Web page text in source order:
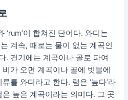
계속, 때로는 물이 없는 계곡인
. 건기에는 계곡이나 골로 파여
가 오면 계곡이나 골에 빗물에
를 와디라고 한다. 럼은 ‘높다’라
높은 계곡이라는 의미다. 그 곳